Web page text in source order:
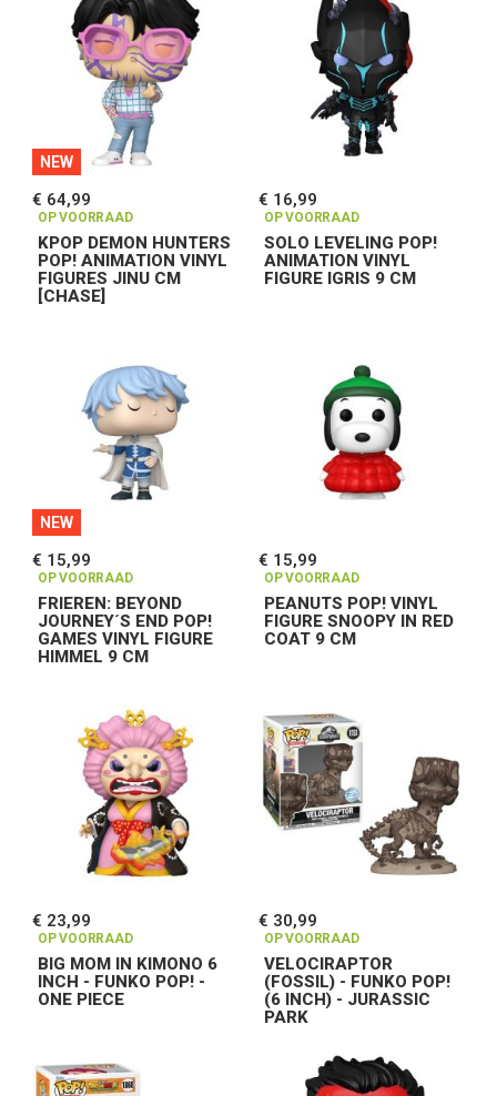
NEW
KPOP DEMON HUNTERS
POP! ANIMATION VINYL
FIGURES JINU CM
[CHASE]
€ 64,99
OP VOORRAAD
SOLO LEVELING POP!
ANIMATION VINYL
FIGURE IGRIS 9 CM
€ 16,99
OP VOORRAAD
NEW
FRIEREN: BEYOND
JOURNEY´S END POP!
GAMES VINYL FIGURE
HIMMEL 9 CM
€ 15,99
OP VOORRAAD
PEANUTS POP! VINYL
FIGURE SNOOPY IN RED
COAT 9 CM
€ 15,99
OP VOORRAAD
BIG MOM IN KIMONO 6
INCH - FUNKO POP! -
ONE PIECE
€ 23,99
OP VOORRAAD
VELOCIRAPTOR
(FOSSIL) - FUNKO POP!
(6 INCH) - JURASSIC
PARK
€ 30,99
OP VOORRAAD